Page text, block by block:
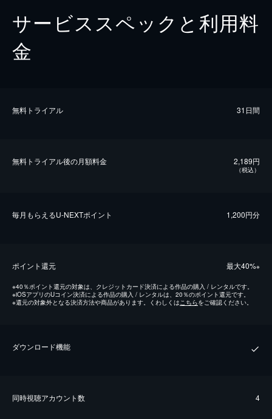
サービススペックと利用料
金
無料トライアル 31日間
無料トライアル後の⽉額料金 2,189円
（税込）
毎⽉もらえるU-NEXTポイント 1,200円分
ポイント還元 最⼤40%※
※40％ポイント還元の対象は、クレジットカード決済による作品の購入 / レンタルです。
※iOSアプリのUコイン決済による作品の購入 / レンタルは、20％のポイント還元です。
※還元の対象外となる決済方法や商品があります。くわしくはこちらをご確認ください。
ダウンロード機能
同時視聴アカウント数 4